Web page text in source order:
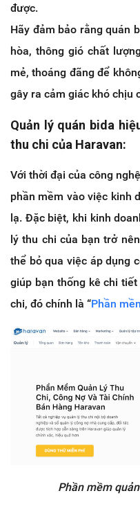
được.
Hãy đảm bảo rằng quán
hòa, thông gió chất
mẻ, thoáng đãng để
gây ra cảm giác khó chịu
Quản lý quán bida
thu chi của Haravan:
Với thời đại của công
phần mềm vào việc kinh
lạ. Đặc biệt, khi kinh
lý thu chi của bạn trở
thể bỏ qua việc áp dụng
giúp bạn thống kê chi
chi, đó chính là “Phần
Phần mềm